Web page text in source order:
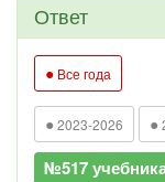
Ответ
● Все года
● 2023-2026 ●
№517